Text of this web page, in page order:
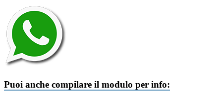
Puoi anche compilare il modulo per info: